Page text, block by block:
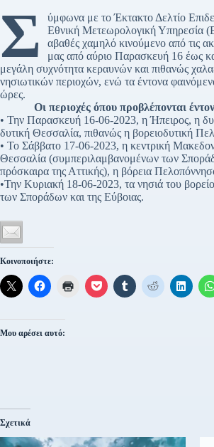
Σ
ύμφωνα με το Έκτακτο Δελτίο
Εθνική Μετεωρολογική Υπηρεσία
αβαθές χαμηλό κινούμενο από τις
μας από αύριο Παρασκευή 16 έως
μεγάλη συχνότητα κεραυνών και πιθανώς
νησιωτικών περιοχών, ενώ τα έντονα
ώρες.
Οι περιοχές όπου προβλέπονται
• Την Παρασκευή 16-06-2023, η Ήπειρος, η
δυτική Θεσσαλία, πιθανώς η βορειοδυτική
• Το Σάββατο 17-06-2023, η κεντρική
Θεσσαλία (συμπεριλαμβανομένων των
πρόσκαιρα της Αττικής), η βόρεια
•Την Κυριακή 18-06-2023, τα νησιά του
των Σποράδων και της Εύβοιας.
Κοινοποιήστε:
Μου αρέσει αυτό:
Σχετικά